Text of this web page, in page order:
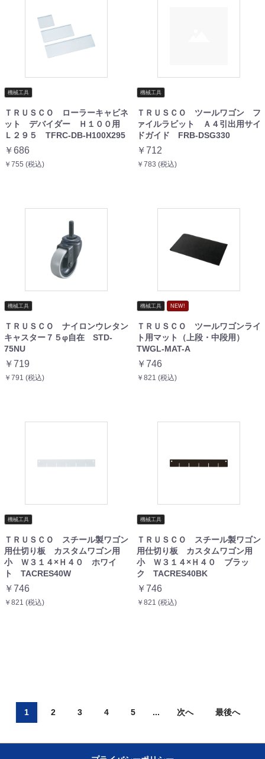
機械工具
ＴＲＵＳＣＯ ローラーキャビネ
ット デバイダー Ｈ１００用
Ｌ２９５ TFRC-DB-H100X295
￥686
￥755 (税込)
機械工具
ＴＲＵＳＣＯ ツールワゴン フ
ァイルラビット Ａ４引出用サイ
ドガイド FRB-DSG330
￥712
￥783 (税込)
機械工具
ＴＲＵＳＣＯ ナイロンウレタン
キャスター７５φ自在 STD-
75NU
￥719
￥791 (税込)
機械工具 NEW!
ＴＲＵＳＣＯ ツールワゴンライ
ト用マット（上段・中段用）
TWGL-MAT-A
￥746
￥821 (税込)
機械工具
ＴＲＵＳＣＯ スチール製ワゴン
用仕切り板 カスタムワゴン用
小 Ｗ３１４×Ｈ４０ ホワイ
ト TACRES40W
￥746
￥821 (税込)
機械工具
ＴＲＵＳＣＯ スチール製ワゴン
用仕切り板 カスタムワゴン用
小 Ｗ３１４×Ｈ４０ ブラッ
ク TACRES40BK
￥746
￥821 (税込)
1 2 3 4 5 ... 次へ 最後へ